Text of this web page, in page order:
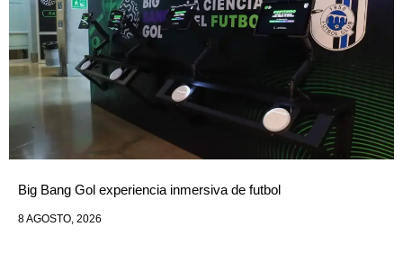
Big Bang Gol experiencia inmersiva de futbol
8 AGOSTO, 2026